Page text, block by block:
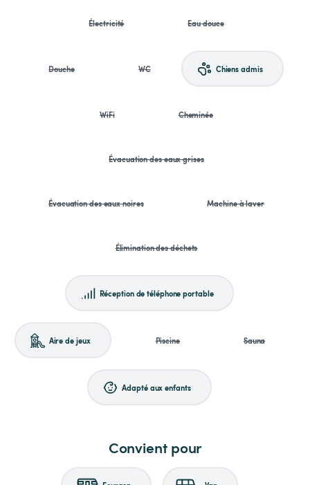
Électricité Eau douce
Douche WC Chiens admis
WiFi Cheminée
Évacuation des eaux grises
Évacuation des eaux noires Machine à laver
Élimination des déchets
Réception de téléphone portable
Aire de jeux Piscine Sauna
Adapté aux enfants
Convient pour